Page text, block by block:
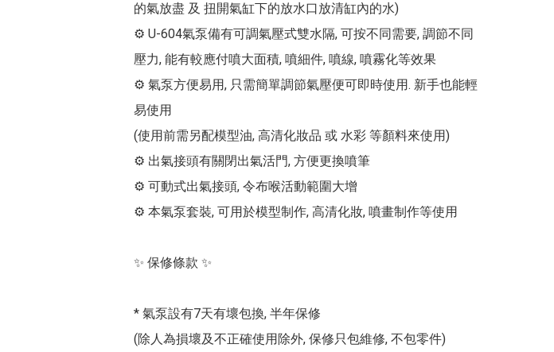
的氣放盡 及 扭開氣缸下的放水口放清缸內的水)
⚙ U-604氣泵備有可調氣壓式雙水隔, 可按不同需要, 調節不同
壓力, 能有較應付噴大面積, 噴細件, 噴線, 噴霧化等效果
⚙ 氣泵方便易用, 只需簡單調節氣壓便可即時使用. 新手也能輕
易使用
(使用前需另配模型油, 高清化妝品 或 水彩 等顏料來使用)
⚙ 出氣接頭有關閉出氣活門, 方便更換噴筆
⚙ 可動式出氣接頭, 令布喉活動範圍大增
⚙ 本氣泵套裝, 可用於模型制作, 高清化妝, 噴畫制作等使用
✨ 保修條款 ✨
* 氣泵設有7天有壞包換, 半年保修
(除人為損壞及不正確使用除外, 保修只包維修, 不包零件)